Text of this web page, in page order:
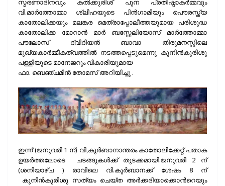
സ്മരണാദിനവും കല്‍ക്കുരിശ് പുന പ്രതിഷ്ഠാകര്‍മ്മവും
വി.മാര്‍ത്തോമ്മാ ശ്ലീഹയുടെ പിന്‍ഗാമിയും പൌരസ്ത്യ
കാതോലിക്കയും മലങ്കര മെത്രാപ്പോലീത്തയുമായ പരിശുദ്ധ
കാതോലിക്ക മോറാന്‍ മാര്‍ ബസ്സേലിയോസ് മാര്‍ത്തോമ്മാ
പൗലോസ്‌ ദ്വിദിയന്‍ ബാവാ തിരുമനസ്സിലെ
മുഖ്യകാര്‍മ്മീകത്വത്തില്‍ നടത്തപ്പെടുമെന്നു കൂനിന്‍കുരിശു
പള്ളിയുടെ മാനേജറും വികാരിയുമായ
ഫാ. ബെഞ്ചമിന്‍ തോമസ്‌ അറിയിച്ചു .
ഇന്ന് (ജനുവരി 1 ന്) വി,കുര്‍ബാനാന്തരം കാതോലിക്കേറ്റ് പതാക
ഉയര്‍ത്തലോടെ ചടങ്ങുകള്‍ക്ക് തുടക്കമായി.ജനുവരി 2 ന്
(ശനിയാഴ്ച ) രാവിലെ വി.കുര്‍ബാനക്ക് ശേഷം 8 ന്
കൂനിന്‍കുരിശു സത്യം ചെയ്ത അര്‍ക്കദിയാക്കൊന്‍റെയും